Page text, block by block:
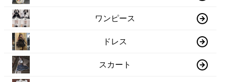
ワンピース
ドレス
スカート